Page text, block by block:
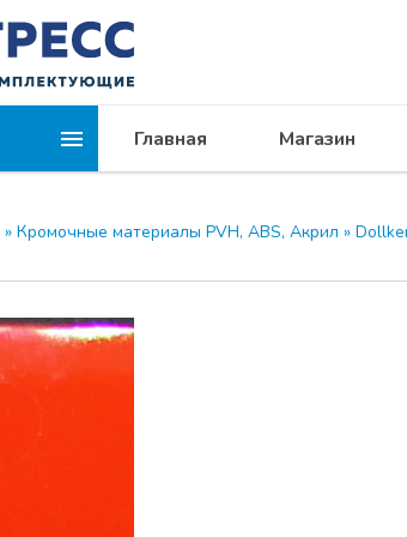
Главная Магазин
» Кромочные материалы PVH, ABS, Акрил »